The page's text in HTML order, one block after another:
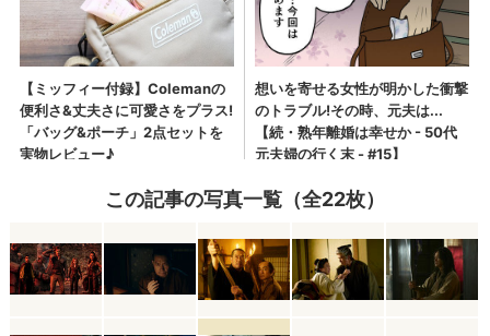
この記事の写真一覧（全22枚）